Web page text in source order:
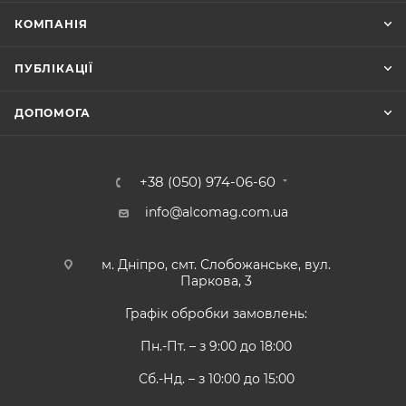
КОМПАНІЯ
ПУБЛІКАЦІЇ
ДОПОМОГА
+38 (050) 974-06-60
info@alcomag.com.ua
м. Дніпро, смт. Слобожанське, вул.
Паркова, 3
Графік обробки замовлень:
Пн.-Пт. – з 9:00 до 18:00
Сб.-Нд. – з 10:00 до 15:00